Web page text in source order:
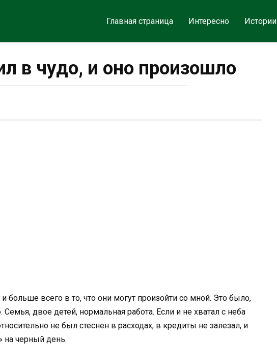
Главная страница Интересно Истории
в чудо, и оно произошло
больше всего в то, что они могут произойти со мной. Это было,
двое детей, нормальная работа. Если и не хватал с неба
не был стеснен в расходах, в кредиты не залезал, и
на черный день.